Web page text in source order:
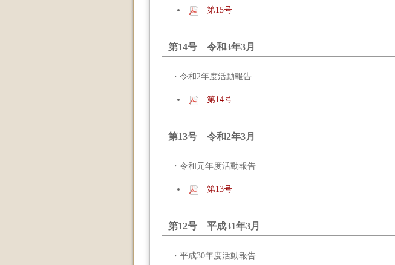
第15号
第14号 令和3年3月
・令和2年度活動報告
第14号
第13号 令和2年3月
・令和元年度活動報告
第13号
第12号 平成31年3月
・平成30年度活動報告